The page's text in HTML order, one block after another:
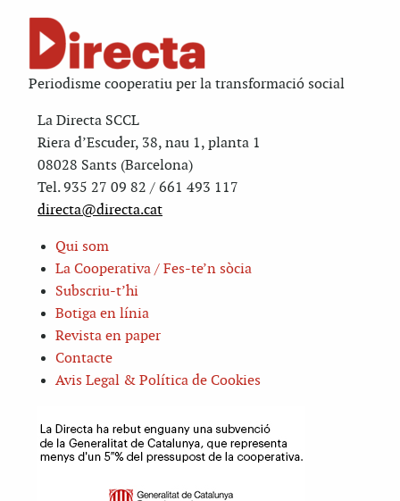
Periodisme cooperatiu per la transformació social
La Directa SCCL
Riera d’Escuder, 38, nau 1, planta 1
08028 Sants (Barcelona)
Tel. 935 27 09 82 / 661 493 117
directa@directa.cat
Qui som
La Cooperativa / Fes-te’n sòcia
Subscriu-t’hi
Botiga en línia
Revista en paper
Contacte
Avis Legal & Política de Cookies